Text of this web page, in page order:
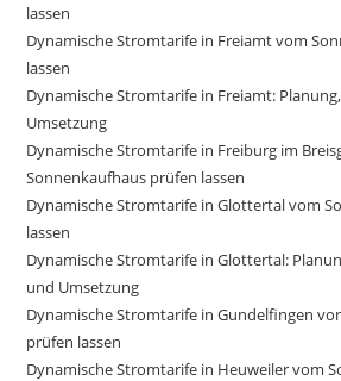
lassen
Dynamische Stromtarife in Freiamt vom
lassen
Dynamische Stromtarife in Freiamt:
Umsetzung
Dynamische Stromtarife in Freiburg im
Sonnenkaufhaus prüfen lassen
Dynamische Stromtarife in Glottertal vom
lassen
Dynamische Stromtarife in Glottertal:
und Umsetzung
Dynamische Stromtarife in Gundelfingen
prüfen lassen
Dynamische Stromtarife in Heuweiler vom